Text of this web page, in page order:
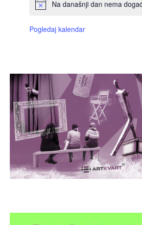
Na današnji dan nema
Pogledaj kalendar